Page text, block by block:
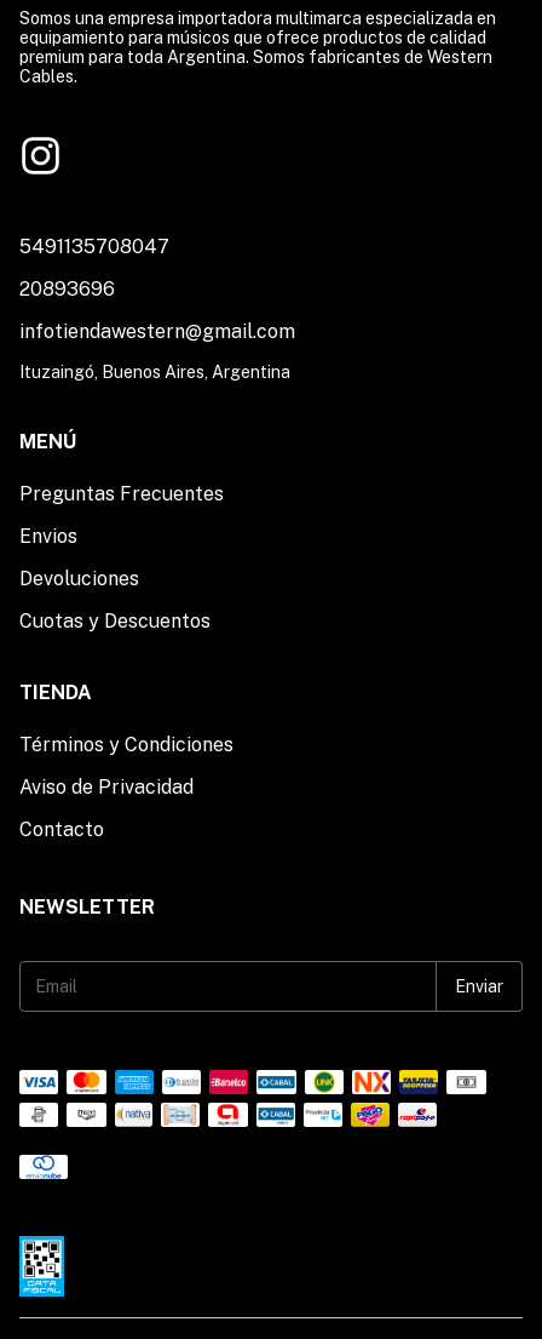
Somos una empresa importadora multimarca especializada en
equipamiento para músicos que ofrece productos de calidad
premium para toda Argentina. Somos fabricantes de Western
Cables.
5491135708047
20893696
infotiendawestern@gmail.com
Ituzaingó, Buenos Aires, Argentina
MENÚ
Preguntas Frecuentes
Envios
Devoluciones
Cuotas y Descuentos
TIENDA
Términos y Condiciones
Aviso de Privacidad
Contacto
NEWSLETTER